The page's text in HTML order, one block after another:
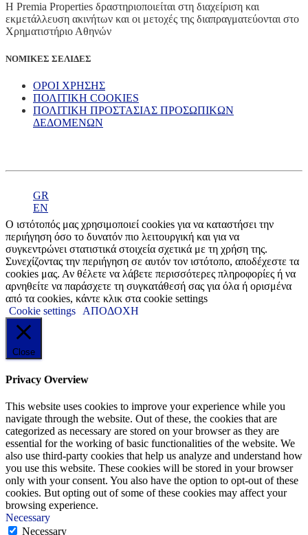
Η Premia Properties δραστηριοποιείται στη διαχείριση και
εκμετάλλευση ακινήτων και οι μετοχές της διαπραγματεύονται στο
Χρηματιστήριο Αθηνών
ΝΟΜΙΚΕΣ ΣΕΛΙΔΕΣ
ΟΡΟΙ ΧΡΗΣΗΣ
ΠΟΛΙΤΙΚΗ COOKIES
ΠΟΛΙΤΙΚΗ ΠΡΟΣΤΑΣΙΑΣ ΠΡΟΣΩΠΙΚΩΝ
ΔΕΔΟΜΕΝΩΝ
GR
EN
Ο ιστότοπός μας χρησιμοποιεί cookies για να καταστήσει την
περιήγηση όσο το δυνατόν πιο λειτουργική και για να
συγκεντρώνει στατιστικά στοιχεία σχετικά με τη χρήση της.
Συνεχίζοντας την περιήγηση σε αυτόν τον ιστότοπο, αποδέχεστε τα
cookies μας. Αν θέλετε να λάβετε περισσότερες πληροφορίες ή να
αρνηθείτε να παράσχετε τη συγκατάθεσή σας για όλα ή ορισμένα
από τα cookies, κάντε κλικ στα cookie settings
Cookie settings
ΑΠΟΔΟΧΗ
Close
Privacy Overview
This website uses cookies to improve your experience while you
navigate through the website. Out of these, the cookies that are
categorized as necessary are stored on your browser as they are
essential for the working of basic functionalities of the website. We
also use third-party cookies that help us analyze and understand how
you use this website. These cookies will be stored in your browser
only with your consent. You also have the option to opt-out of these
cookies. But opting out of some of these cookies may affect your
browsing experience.
Necessary
Necessary